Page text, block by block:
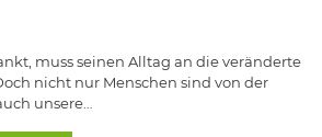
muss seinen Alltag an die veränderte
nicht nur Menschen sind von der
unsere…